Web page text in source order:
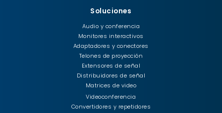
Soluciones
Audio y conferencia
Monitores interactivos
Adaptadores y conectores
Telones de proyección
Extensores de señal
Distribuidores de señal
Matrices de video
Videoconferencia
Convertidores y repetidores